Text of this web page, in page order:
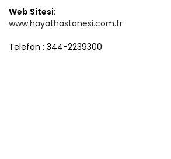
Web Sitesi:
www.hayathastanesi.com.tr
Telefon : 344-2239300